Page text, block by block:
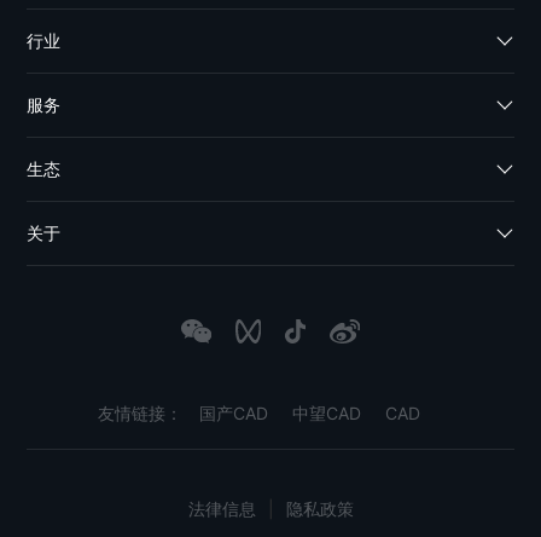
行业
服务
生态
关于
友情链接： 国产CAD 中望CAD CAD
法律信息 隐私政策